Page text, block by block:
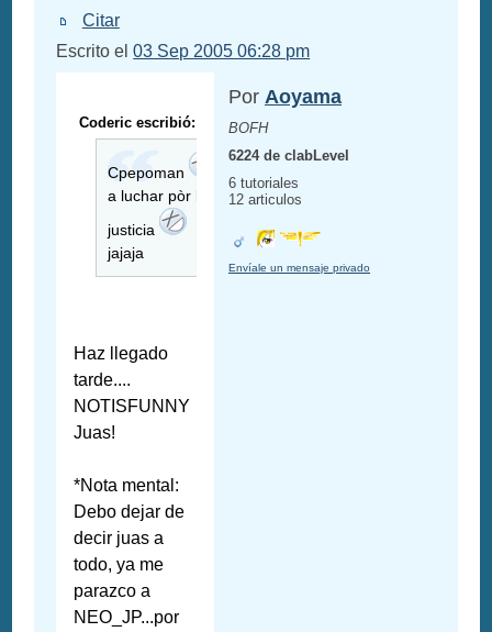
Citar
Escrito el03 Sep 2005 06:28 pm
Coderic escribió:
Cpepoman
a luchar pòr la
justicia
jajaja
Haz llegado
tarde....
NOTISFUNNY
Juas!
*Nota mental:
Debo dejar de
decir juas a
todo, ya me
parazco a
NEO_JP...por
Por Aoyama
BOFH
6224 de clabLevel
6 tutoriales
12 articulos
Envíale un mensaje privado